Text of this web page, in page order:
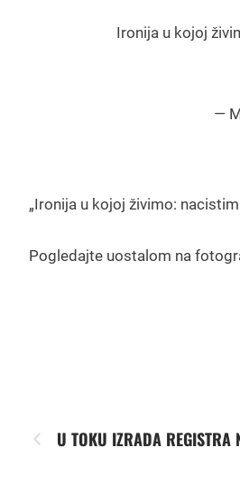
Ironija u kojoj
—
„Ironija u kojoj živimo:
Pogledajte uostalom na
U TOKU IZRADA REGISTRA